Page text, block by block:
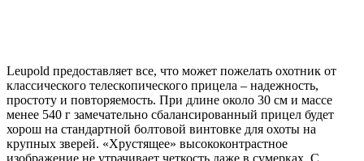
Leupold предоставляет все, что может пожелать охотник от
классического телескопического прицела – надежность,
простоту и повторяемость. При длине около 30 см и массе
менее 540 г замечательно сбалансированный прицел будет
хорош на стандартной болтовой винтовке для охоты на
крупных зверей. «Хрустящее» высококонтрастное
изображение не утрачивает четкость даже в сумерках. С